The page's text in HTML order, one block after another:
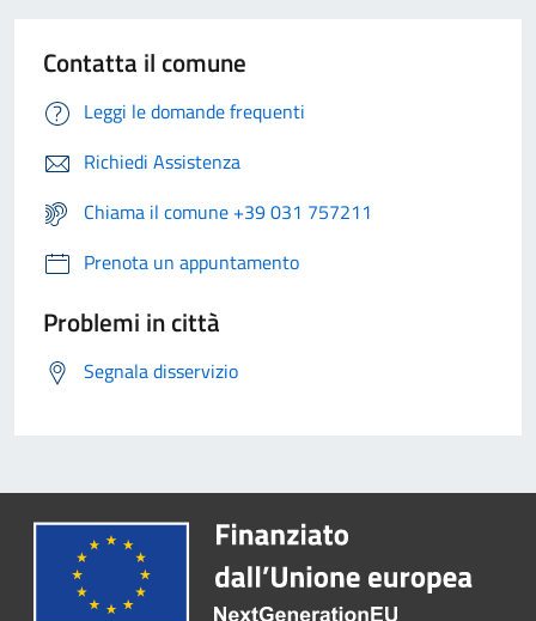
Contatta il comune
Leggi le domande frequenti
Richiedi Assistenza
Chiama il comune +39 031 757211
Prenota un appuntamento
Problemi in città
Segnala disservizio